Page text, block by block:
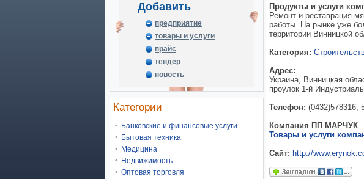
Добавить
предприятие
товары и услуги
прайс
тендер
новость
Категории
Банковские и финансовые услуги
Бытовая техника
Медицина
Недвижимость
Оптовая торговля
Продукты и услуги
Ремонт и реставрация
работы. На рынке уже
территории Винницкой
Категория:
Адрес:
Украина, Винницкая
проулок 1-й
Телефон: (0432)578316,
Компания ПП МАРЧУК
Товары и услуги
Сайт: http://